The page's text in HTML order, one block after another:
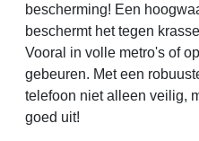
bescherming! Een
beschermt het tegen
Vooral in volle metro's of
gebeuren. Met een
telefoon niet alleen veilig,
goed uit!